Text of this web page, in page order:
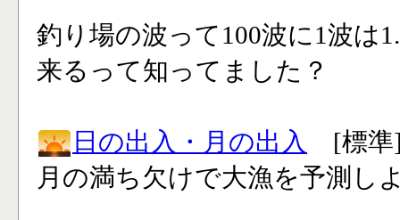
釣り場の波って100波に1波は
来るって知ってました？
日の出入・月の出入
[標準
月の満ち欠けで大漁を予測し